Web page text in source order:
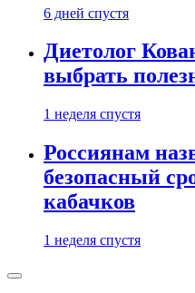
6 дней спустя
Диетолог
выбрать
1 неделя спустя
Россиянам
безопасный
кабачков
1 неделя спустя